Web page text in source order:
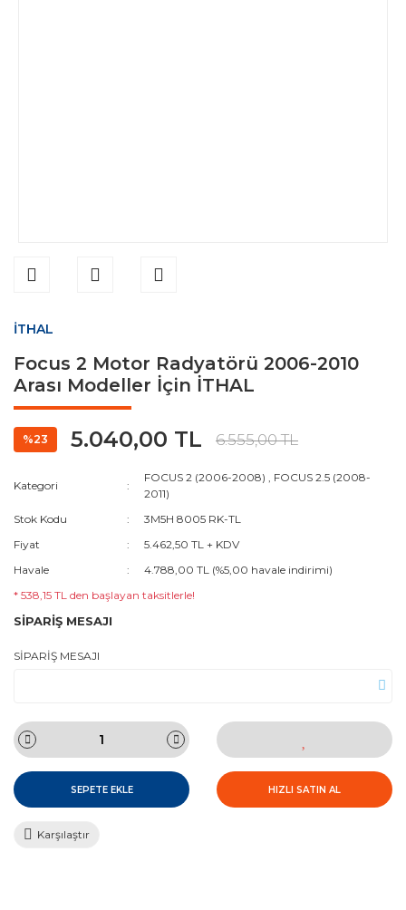
İTHAL
Focus 2 Motor Radyatörü 2006-2010
Arası Modeller İçin İTHAL
%23 5.040,00 TL 6.555,00 TL
Kategori
FOCUS 2 (2006-2008) , FOCUS 2.5 (2008-
2011)
Stok Kodu
3M5H 8005 RK-TL
Fiyat
5.462,50 TL + KDV
Havale
4.788,00 TL (%5,00 havale indirimi)
* 538,15 TL den başlayan taksitlerle!
SİPARİŞ MESAJI
SİPARİŞ MESAJI
SEPETE EKLE HIZLI SATIN AL
Karşılaştır